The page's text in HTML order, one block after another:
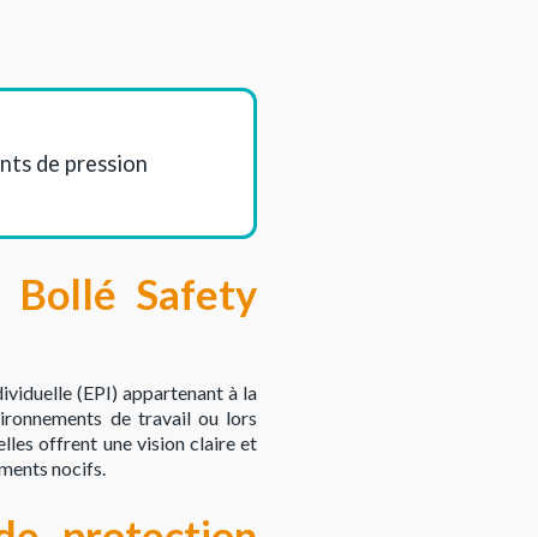
de pression
Bollé Safety
(EPI) appartenant à la
de travail ou lors
offrent une vision claire et
nocifs.